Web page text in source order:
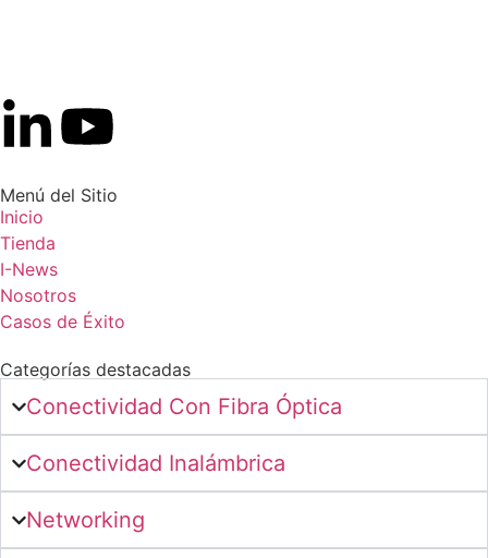
Menú del Sitio
Inicio
Tienda
I-News
Nosotros
Casos de Éxito
Categorías destacadas
Conectividad Con Fibra Óptica
Conectividad Inalámbrica
Networking